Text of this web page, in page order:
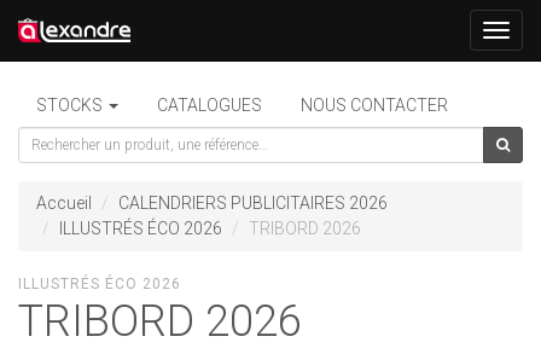
STOCKS CATALOGUES NOUS CONTACTER
Accueil
CALENDRIERS PUBLICITAIRES 2026
ILLUSTRÉS ÉCO 2026
TRIBORD 2026
ILLUSTRÉS ÉCO 2026
TRIBORD 2026